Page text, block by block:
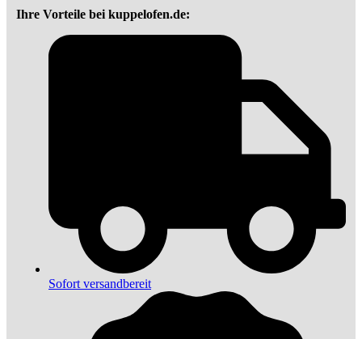
Ihre Vorteile bei kuppelofen.de:
Sofort versandbereit